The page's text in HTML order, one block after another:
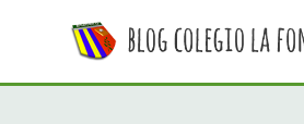
COLEGIO LA
colegio La Fontaine